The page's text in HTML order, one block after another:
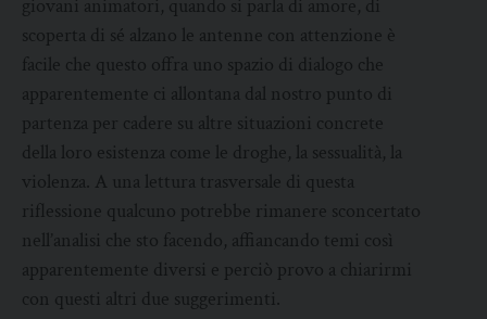
giovani animatori, quando si parla di amore, di
scoperta di sé alzano le antenne con attenzione è
facile che questo offra uno spazio di dialogo che
apparentemente ci allontana dal nostro punto di
partenza per cadere su altre situazioni concrete
della loro esistenza come le droghe, la sessualità, la
violenza. A una lettura trasversale di questa
riflessione qualcuno potrebbe rimanere sconcertato
nell’analisi che sto facendo, affiancando temi così
apparentemente diversi e perciò provo a chiarirmi
con questi altri due suggerimenti.